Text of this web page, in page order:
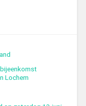
Lochem